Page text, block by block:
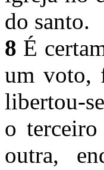
do santo.
8 É
um voto,
libertou-
o
outra,